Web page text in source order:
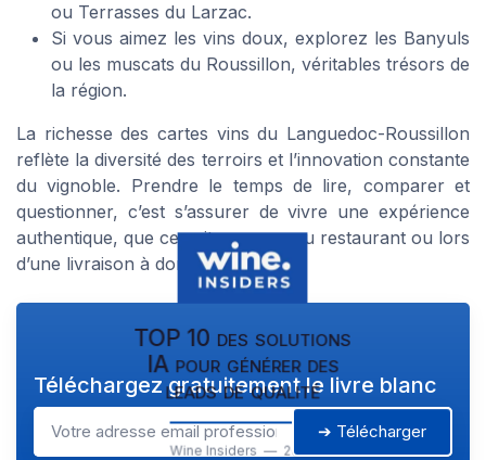
ou Terrasses du Larzac.
Si vous aimez les vins doux, explorez les Banyuls
ou les muscats du Roussillon, véritables trésors de
la région.
La richesse des cartes vins du Languedoc-Roussillon
reflète la diversité des terroirs et l’innovation constante
du vignoble. Prendre le temps de lire, comparer et
questionner, c’est s’assurer de vivre une expérience
authentique, que ce soit en cave, au restaurant ou lors
d’une livraison à domicile.
TOP 10 des solutions
IA pour générer des
leads de qualité
Wine Insiders — 2026
Téléchargez gratuitement le livre blanc
➔ Télécharger